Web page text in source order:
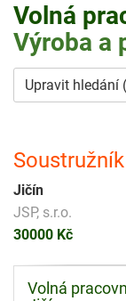
Volná
Výroba a
Upravit hledání
Jičín
JSP, s.r.o.
30000 Kč
Volná